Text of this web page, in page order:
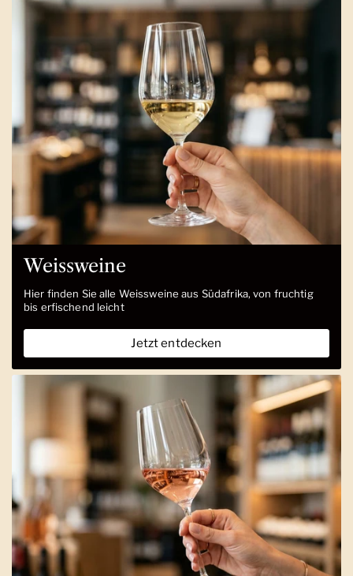
Weissweine
Hier finden Sie alle Weissweine aus Südafrika, von fruchtig
bis erfischend leicht
Jetzt entdecken